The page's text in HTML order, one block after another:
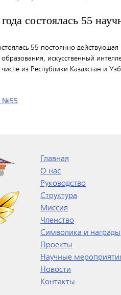
состоялась 55
55 постоянно
искусственный
из Республики Казахстан и
Главная
О нас
Руководство
Структура
Миссия
Членство
Символика и награды
Проекты
Научные
Новости
Контакты